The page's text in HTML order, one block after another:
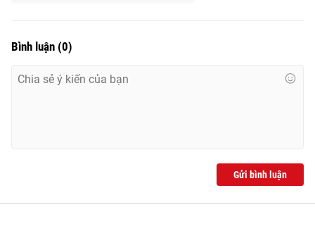
Nguyễn Trọng Ninh
Ðiện thoại Thời báo VTV:024.66 897 897
Bình luận (0)
Gửi bình luận